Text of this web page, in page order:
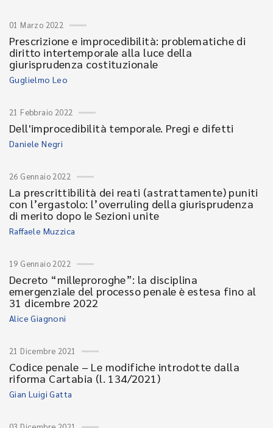
01 Marzo 2022
Prescrizione e improcedibilità: problematiche di
diritto intertemporale alla luce della
giurisprudenza costituzionale
Guglielmo Leo
21 Febbraio 2022
Dell'improcedibilità temporale. Pregi e difetti
Daniele Negri
26 Gennaio 2022
La prescrittibilità dei reati (astrattamente) puniti
con l’ergastolo: l’overruling della giurisprudenza
di merito dopo le Sezioni unite
Raffaele Muzzica
19 Gennaio 2022
Decreto “milleproroghe”: la disciplina
emergenziale del processo penale è estesa fino al
31 dicembre 2022
Alice Giagnoni
21 Dicembre 2021
Codice penale – Le modifiche introdotte dalla
riforma Cartabia (l. 134/2021)
Gian Luigi Gatta